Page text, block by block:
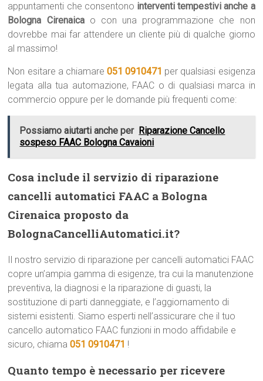
appuntamenti che consentono interventi tempestivi anche a
Bologna Cirenaica o con una programmazione che non
dovrebbe mai far attendere un cliente più di qualche giorno
al massimo!
Non esitare a chiamare 051 0910471 per qualsiasi esigenza
legata alla tua automazione, FAAC o di qualsiasi marca in
commercio oppure per le domande più frequenti come:
Possiamo aiutarti anche per Riparazione Cancello
sospeso FAAC Bologna Cavaioni
Cosa include il servizio di riparazione
cancelli automatici FAAC a Bologna
Cirenaica proposto da
BolognaCancelliAutomatici.it?
Il nostro servizio di riparazione per cancelli automatici FAAC
copre un’ampia gamma di esigenze, tra cui la manutenzione
preventiva, la diagnosi e la riparazione di guasti, la
sostituzione di parti danneggiate, e l’aggiornamento di
sistemi esistenti. Siamo esperti nell’assicurare che il tuo
cancello automatico FAAC funzioni in modo affidabile e
sicuro, chiama051 0910471 !
Quanto tempo è necessario per ricevere